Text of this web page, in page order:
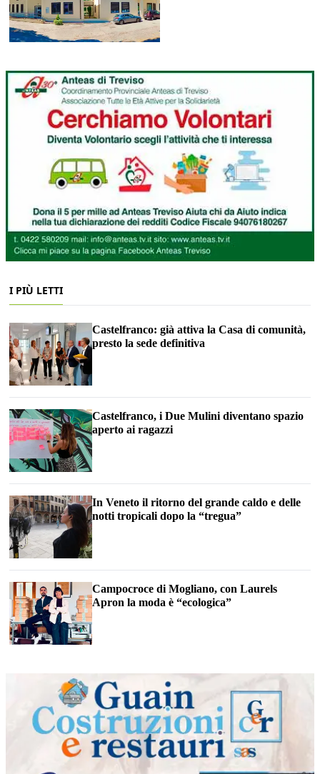
I PIÙ LETTI
Castelfranco: già attiva la Casa di comunità,
presto la sede definitiva
Castelfranco, i Due Mulini diventano spazio
aperto ai ragazzi
In Veneto il ritorno del grande caldo e delle
notti tropicali dopo la “tregua”
Campocroce di Mogliano, con Laurels
Apron la moda è “ecologica”